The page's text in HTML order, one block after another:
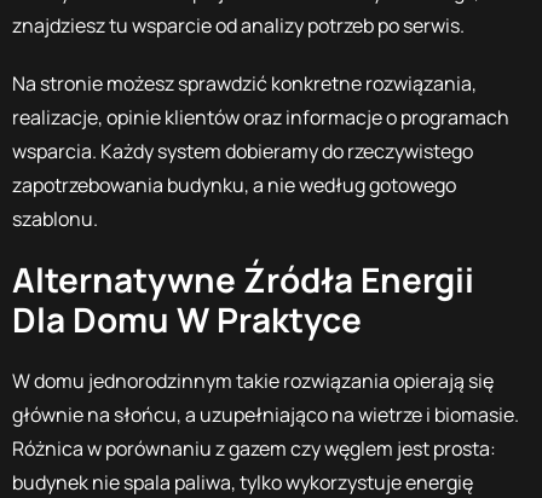
znajdziesz tu wsparcie od analizy potrzeb po serwis.
Na stronie możesz sprawdzić konkretne rozwiązania,
realizacje, opinie klientów oraz informacje o programach
wsparcia. Każdy system dobieramy do rzeczywistego
zapotrzebowania budynku, a nie według gotowego
szablonu.
Alternatywne Źródła Energii
Dla Domu W Praktyce
W domu jednorodzinnym takie rozwiązania opierają się
głównie na słońcu, a uzupełniająco na wietrze i biomasie.
Różnica w porównaniu z gazem czy węglem jest prosta:
budynek nie spala paliwa, tylko wykorzystuje energię